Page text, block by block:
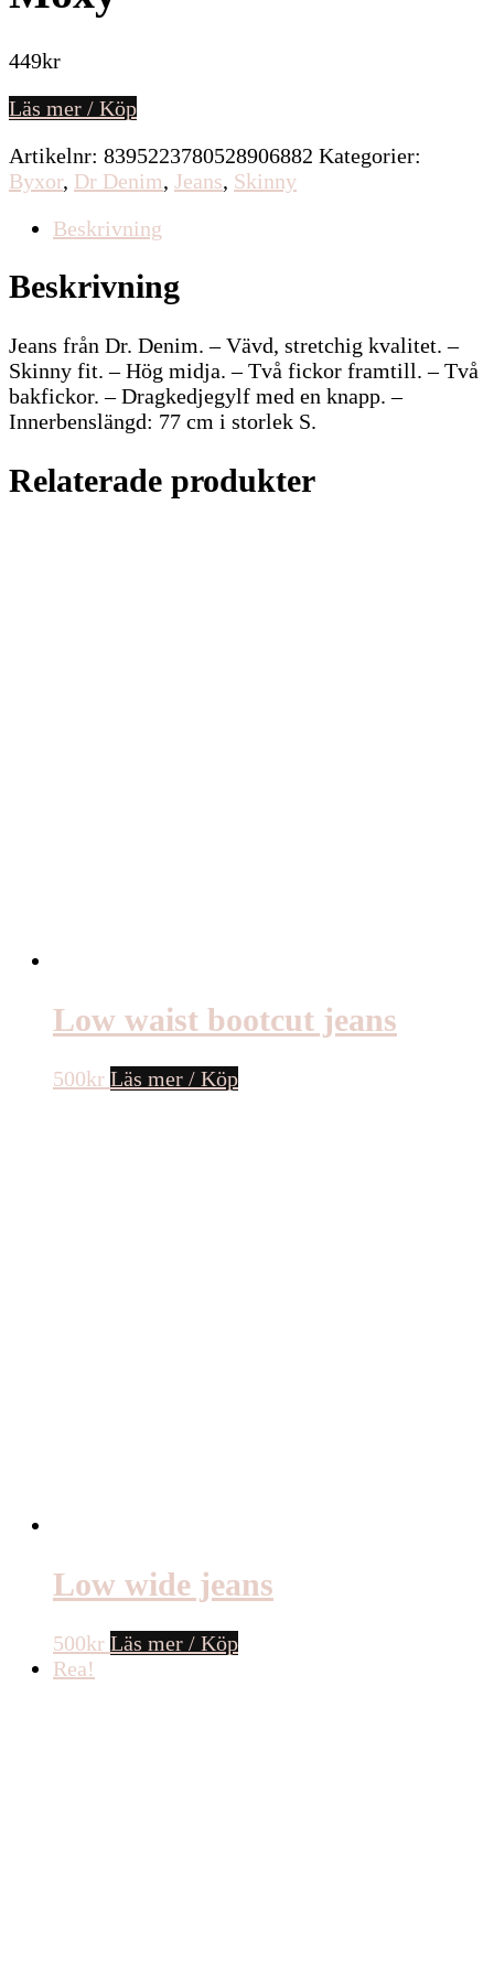
449kr
Läs mer / Köp
Artikelnr: 8395223780528906882 Kategorier:
Byxor, Dr Denim, Jeans, Skinny
Beskrivning
Beskrivning
Jeans från Dr. Denim. – Vävd, stretchig kvalitet. –
Skinny fit. – Hög midja. – Två fickor framtill. – Två
bakfickor. – Dragkedjegylf med en knapp. –
Innerbenslängd: 77 cm i storlek S.
Relaterade produkter
Low waist bootcut jeans
500kr Läs mer / Köp
Low wide jeans
500kr Läs mer / Köp
Rea!